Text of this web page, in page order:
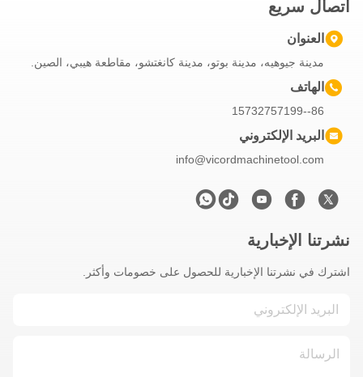
سريع
العنوان
مدينة جيوهيه، مدينة بوتو، مدينة كانغتشو، مقاطعة هيبي، الصين.
الهاتف
البريد الإلكتروني
info@vicordmachinetool.com
الإخبارية
في نشرتنا الإخبارية للحصول على خصومات وأكثر.